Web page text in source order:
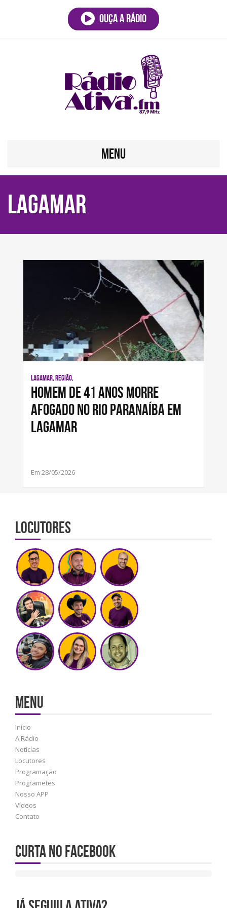
Ouça a rádio
MENU
LAGAMAR
LAGAMAR, REGIÃO,
Homem de 41 anos morre
afogado no Rio Paranaíba em
Lagamar
Em 28/05/2026
Locutores
MENU
Início
A Rádio
Notícias
Locutores
Programação
Programetes
Nosso APP
Vídeos
Contato
Curta no Facebook